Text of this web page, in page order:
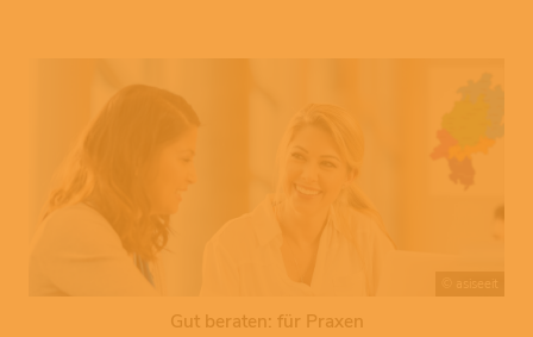
© asiseeit
Gut beraten: für Praxen